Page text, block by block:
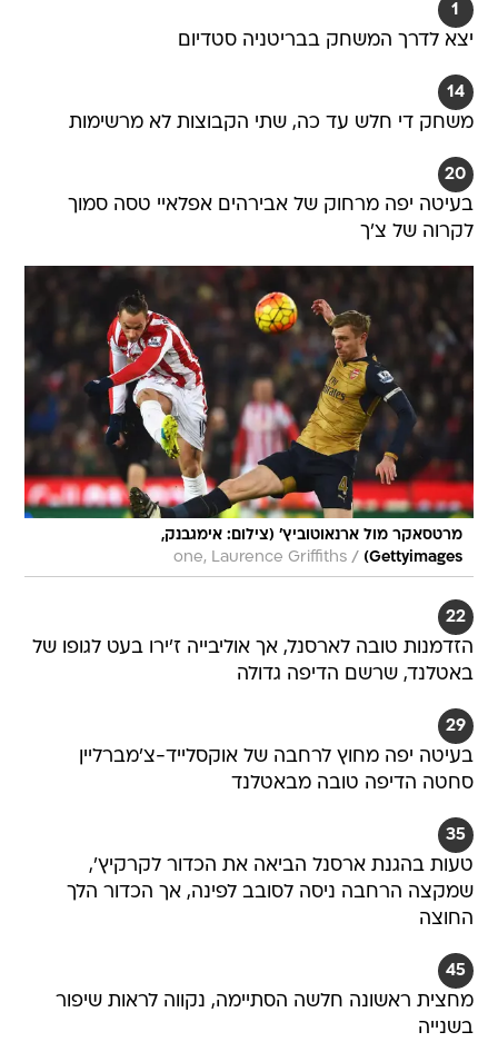
1
יצא לדרך המשחק בבריטניה סטדיום
14
משחק די חלש עד כה, שתי הקבוצות לא מרשימות
20
בעיטה יפה מרחוק של אבירהים אפלאיי טסה סמוך
לקרוה של צ'ך
מרטסאקר מול ארנאוטוביץ' (צילום: אימגבנק,
Gettyimages)
/
one, Laurence Griffiths
22
הזדמנות טובה לארסנל, אך אוליבייה ז'ירו בעט לגופו של
באטלנד, שרשם הדיפה גדולה
29
בעיטה יפה מחוץ לרחבה של אוקסלייד-צ'מברליין
סחטה הדיפה טובה מבאטלנד
35
טעות בהגנת ארסנל הביאה את הכדור לקרקיץ',
שמקצה הרחבה ניסה לסובב לפינה, אך הכדור הלך
החוצה
45
מחצית ראשונה חלשה הסתיימה, נקווה לראות שיפור
בשנייה